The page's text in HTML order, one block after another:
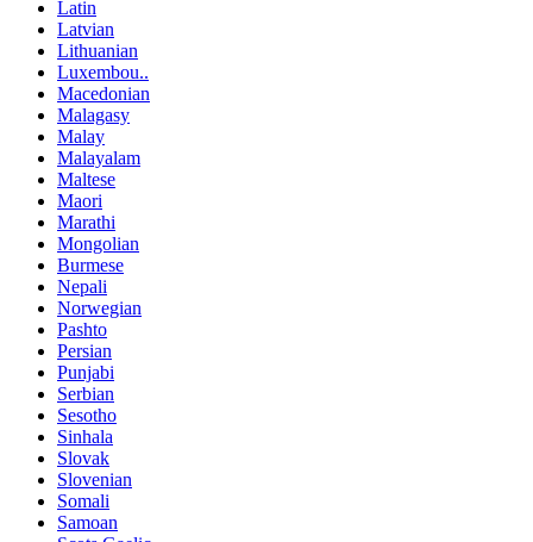
Latin
Latvian
Lithuanian
Luxembou..
Macedonian
Malagasy
Malay
Malayalam
Maltese
Maori
Marathi
Mongolian
Burmese
Nepali
Norwegian
Pashto
Persian
Punjabi
Serbian
Sesotho
Sinhala
Slovak
Slovenian
Somali
Samoan